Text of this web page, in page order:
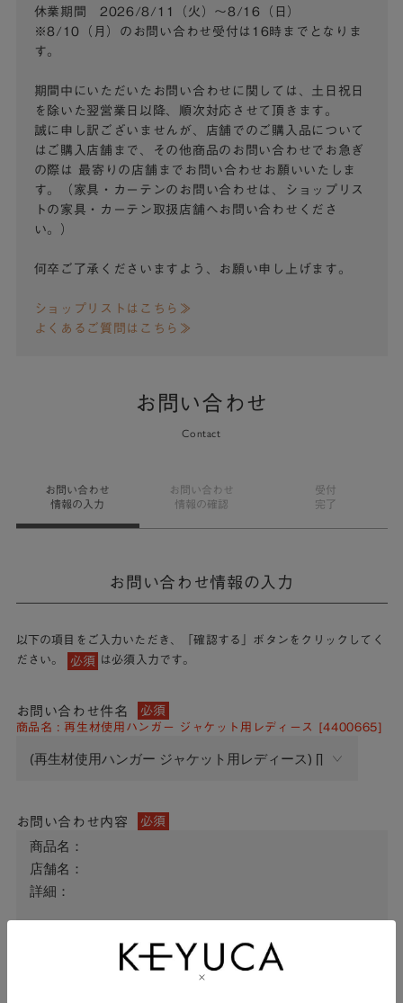
休業期間 2026/8/11（火）～8/16（日）
※8/10（月）のお問い合わせ受付は16時までとなりま
す。
期間中にいただいたお問い合わせに関しては、土日祝日
を除いた翌営業日以降、順次対応させて頂きます。
誠に申し訳ございませんが、店舗でのご購入品について
はご購入店舗まで、その他商品のお問い合わせでお急ぎ
の際は
最寄りの店舗までお問い合わせお願いいたしま
す。（家具・カーテンのお問い合わせは、ショップリス
トの家具・カーテン取扱店舗へお問い合わせくださ
い。）
何卒ご了承くださいますよう、お願い申し上げます。
ショップリストはこちら≫
よくあるご質問はこちら≫
お問い合わせ
Contact
お問い合わせ
情報の入力
お問い合わせ
情報の確認
受付
完了
お問い合わせ情報の入力
以下の項目をご入力いただき、「確認する」ボタンをクリックしてく
ださい。
必須 は必須入力です。
お問い合わせ件名 必須
商品名 : 再生材使用ハンガー ジャケット用レディース [4400665]
お問い合わせ内容 必須